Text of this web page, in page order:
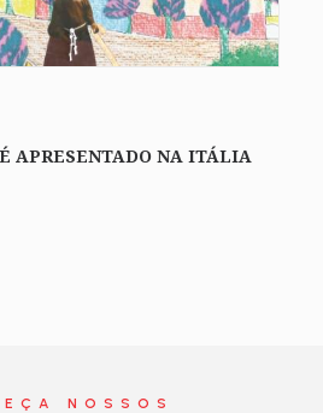
APRESENTADO NA ITÁLIA
NOSSOS